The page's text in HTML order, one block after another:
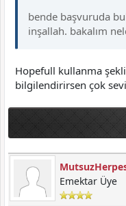
bende başvuruda
inşallah. bakalım
Hopefull kullanma
bilgilendirirsen çok
Emektar Üye